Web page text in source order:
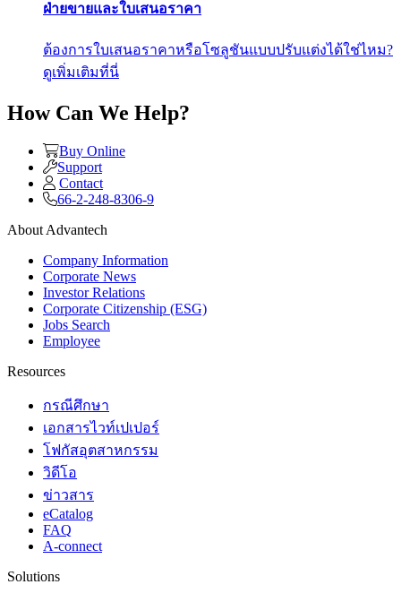
ฝ่ายขายและใบเสนอราคา
ต้องการใบเสนอราคาหรือโซลูชันแบบปรับแต่งได้ใช่ไหม?
ดูเพิ่มเติมที่นี่
How Can We Help?
Buy Online
Support
Contact
66-2-248-8306-9
About Advantech
Company Information
Corporate News
Investor Relations
Corporate Citizenship (ESG)
Jobs Search
Employee
Resources
กรณีศึกษา
เอกสารไวท์เปเปอร์
โฟกัสอุตสาหกรรม
วิดีโอ
ข่าวสาร
eCatalog
FAQ
A-connect
Solutions